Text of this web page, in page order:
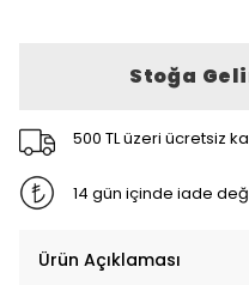
Stoğa
500 TL üzeri ücretsiz
14 gün içinde iade
Ürün Açıklaması